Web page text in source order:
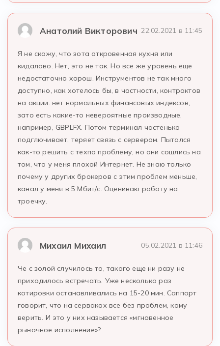
Анатолий Викторович 22.02.2021 в 11:45
Я не скажу, что зота откровенная кухня или
кидалово. Нет, это не так. Но все же уровень еще
недостаточно хорош. Инструментов не так много
доступно, как хотелось бы, в частности, контрактов
на акции. нет нормальных финансовых индексов,
зато есть какие-то невероятные производные,
например, GBPLFX. Потом терминал частенько
подглючивает, теряет связь с сервером. Пытался
как-то решить с техпо проблему, но они сошлись на
том, что у меня плохой Интернет. Не знаю только
почему у других брокеров с этим проблем меньше,
канал у меня в 5 Мбит/с. Оцениваю работу на
троечку.
Михаил Михаил 05.02.2021 в 11:46
Че с золой случилось то, такого еще ни разу не
приходилось встречать. Уже несколько раз
котировки останавливались на 15-20 мин. Саппорт
говорит, что на серваках все без проблем, кому
верить. И это у них называется «мгновенное
рыночное исполнение»?